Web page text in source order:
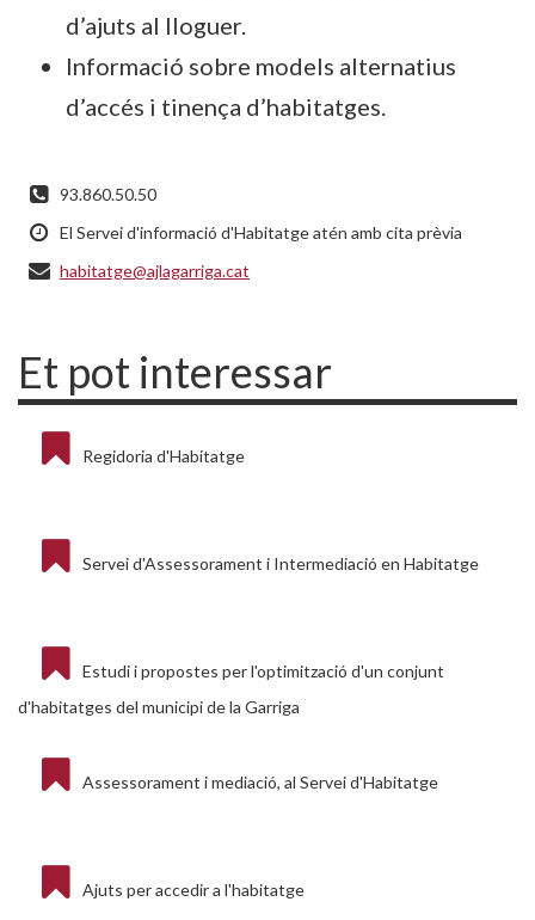
d’ajuts al lloguer.
Informació sobre models alternatius
d’accés i tinença d’habitatges.
93.860.50.50
El Servei d'informació d'Habitatge atén amb cita prèvia
habitatge@ajlagarriga.cat
Et pot interessar
Regidoria d'Habitatge
Servei d'Assessorament i Intermediació en Habitatge
Estudi i propostes per l'optimització d'un conjunt
d'habitatges del municipi de la Garriga
Assessorament i mediació, al Servei d'Habitatge
Ajuts per accedir a l'habitatge